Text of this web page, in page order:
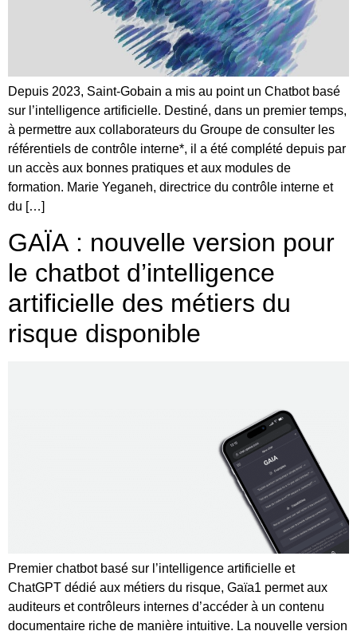
Depuis 2023, Saint-Gobain a mis au point un Chatbot basé
sur l’intelligence artificielle. Destiné, dans un premier temps,
à permettre aux collaborateurs du Groupe de consulter les
référentiels de contrôle interne*, il a été complété depuis par
un accès aux bonnes pratiques et aux modules de
formation. Marie Yeganeh, directrice du contrôle interne et
du […]
GAÏA : nouvelle version pour
le chatbot d’intelligence
artificielle des métiers du
risque disponible
Premier chatbot basé sur l’intelligence artificielle et
ChatGPT dédié aux métiers du risque, Gaïa1 permet aux
auditeurs et contrôleurs internes d’accéder à un contenu
documentaire riche de manière intuitive. La nouvelle version